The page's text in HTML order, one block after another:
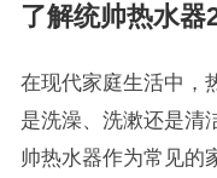
了解统帅热水器
在现代家庭生活中，
是洗澡、洗漱还是清
帅热水器作为常见的